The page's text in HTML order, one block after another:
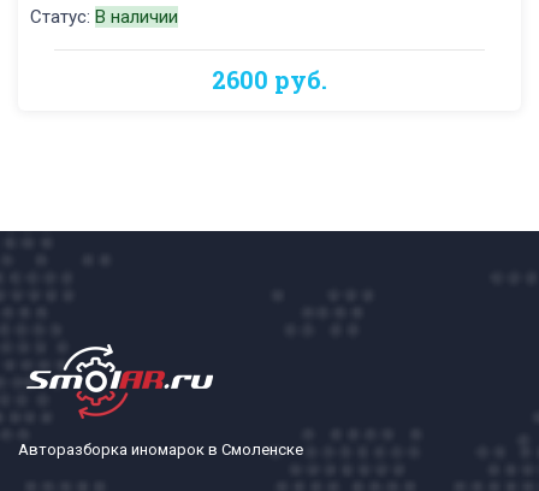
Статус: В наличии
2600 руб.
Авторазборка иномарок в Смоленске